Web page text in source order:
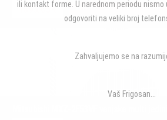
1693.65 € MITSUBISHI ELECTRIC KLIMA UREĐAJI
ili kontakt forme. U narednom periodu
odgovoriti na veliki broj
Zahvaljujemo se na
Vaš Frigosan...